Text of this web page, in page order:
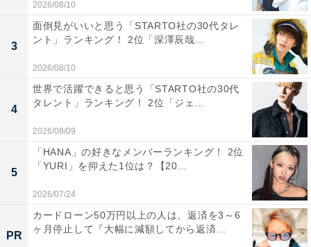
画像出典： Amazon
1位にランクインしたのは、シリーズ最高傑作といわれ
2026/08/10
3
面倒見がいいと思う「STARTO社の30代タレ
ント」ランキング！ 2位「深澤辰哉...
2026/08/10
4
世界で活躍できると思う「STARTO社の30代
タレント」ランキング！ 2位「ジェ...
2026/08/09
5
「HANA」の好きなメンバーランキング！ 2位
「YURI」を抑えた1位は？【20...
2026/07/24
PR
カードローン50万円以上の人は、返済を3～6
ヶ月停止して『大幅に減額してから返済...